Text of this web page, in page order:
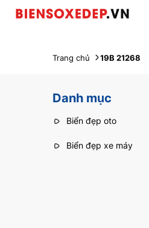
Trang chủ 19B 21268
Danh mục
Biển đẹp oto
Biển đẹp xe máy